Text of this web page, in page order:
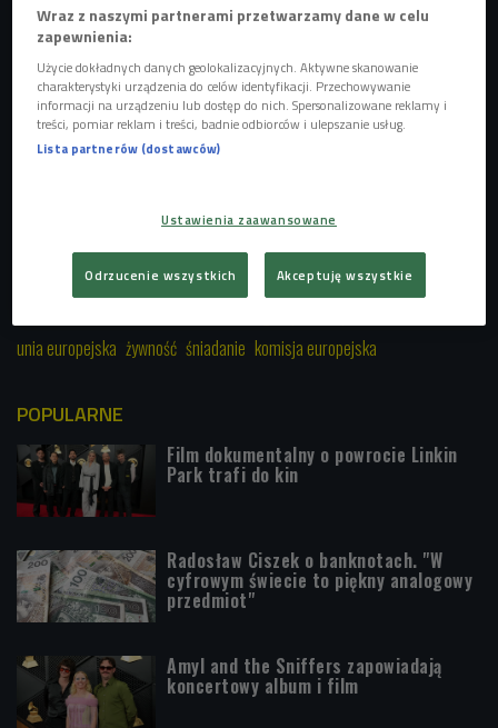
rygorystycznymi unijnymi normami, dotyczącymi upraw
ekologicznych – mówi komisarz Dacian Cioloș.
Naszymi gośćmi są: Zbigniew Gniatkowski z Komisji
Europejskiej oraz Wojciech Szymalski z portalu
"Chrońmy Klimat". Posłuchaj audycji Kasi Kornet i Jarka
unia europejska żywność śniadanie komisja europejska
POPULARNE
Film dokumentalny o powrocie Linkin
Park trafi do kin
Radosław Ciszek o banknotach. "W
cyfrowym świecie to piękny analogowy
przedmiot"
Amyl and the Sniffers zapowiadają
koncertowy album i film
Wraz z naszymi partnerami przetwarzamy dane w celu
zapewnienia:
Użycie dokładnych danych geolokalizacyjnych. Aktywne skanowanie
charakterystyki urządzenia do celów identyfikacji. Przechowywanie
informacji na urządzeniu lub dostęp do nich. Spersonalizowane reklamy i
treści, pomiar reklam i treści, badnie odbiorców i ulepszanie usług.
Lista partnerów (dostawców)
Ustawienia zaawansowane
Odrzucenie wszystkich Akceptuję wszystkie